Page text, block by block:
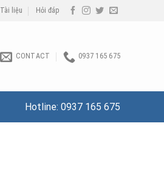
Tài liệu Hỏi đáp
CONTACT 0937 165 675
Hotline: 0937 165 675